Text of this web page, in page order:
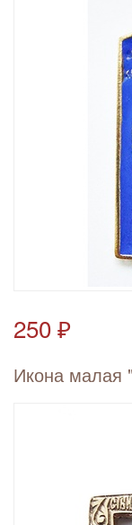
250 ₽
Икона малая